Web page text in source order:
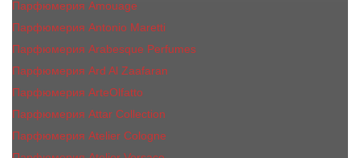
Парфюмерия Amouage
Парфюмерия Antonio Maretti
Парфюмерия Arabesque Perfumes
Парфюмерия Ard Al Zaafaran
Парфюмерия ArteOlfatto
Парфюмерия Attar Collection
Парфюмерия Atelier Cologne